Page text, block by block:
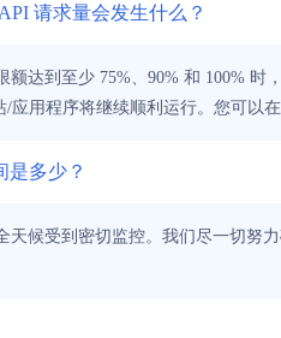
请求量会发生什么？
额达到至少 75%、90% 和 100%
/应用程序将继续顺利运行。您可以
是多少？
天候受到密切监控。我们尽一切努